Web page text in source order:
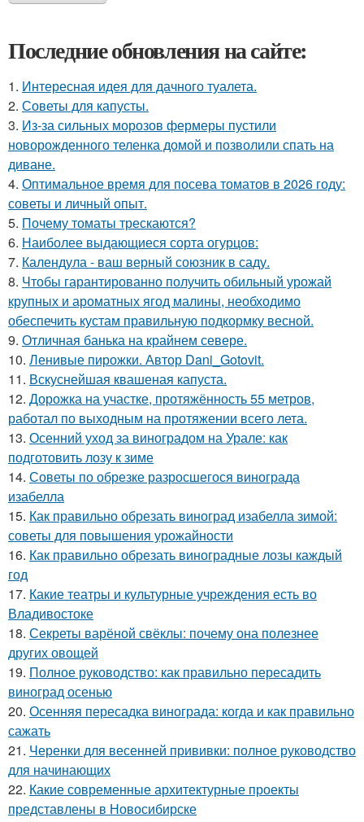
Последние обновления на сайте:
1. Интересная идея для дачного туалета.
2. Советы для капусты.
3. Из-за сильных морозов фермеры пустили
новорожденного теленка домой и позволили спать на
диване.
4. Оптимальное время для посева томатов в 2026 году:
советы и личный опыт.
5. Почему томаты трескаются?
6. Наиболее выдающиеся сорта огурцов:
7. Календула - ваш верный союзник в саду.
8. Чтобы гарантированно получить обильный урожай
крупных и ароматных ягод малины, необходимо
обеспечить кустам правильную подкормку весной.
9. Отличная банька на крайнем севере.
10. Ленивые пирожки. Автор Dani_Gotovit.
11. Вскуснейшая квашеная капуста.
12. Дорожка на участке, протяжённость 55 метров,
работал по выходным на протяжении всего лета.
13. Осенний уход за виноградом на Урале: как
подготовить лозу к зиме
14. Советы по обрезке разросшегося винограда
изабелла
15. Как правильно обрезать виноград изабелла зимой:
советы для повышения урожайности
16. Как правильно обрезать виноградные лозы каждый
год
17. Какие театры и культурные учреждения есть во
Владивостоке
18. Секреты варёной свёклы: почему она полезнее
других овощей
19. Полное руководство: как правильно пересадить
виноград осенью
20. Осенняя пересадка винограда: когда и как правильно
сажать
21. Черенки для весенней прививки: полное руководство
для начинающих
22. Какие современные архитектурные проекты
представлены в Новосибирске